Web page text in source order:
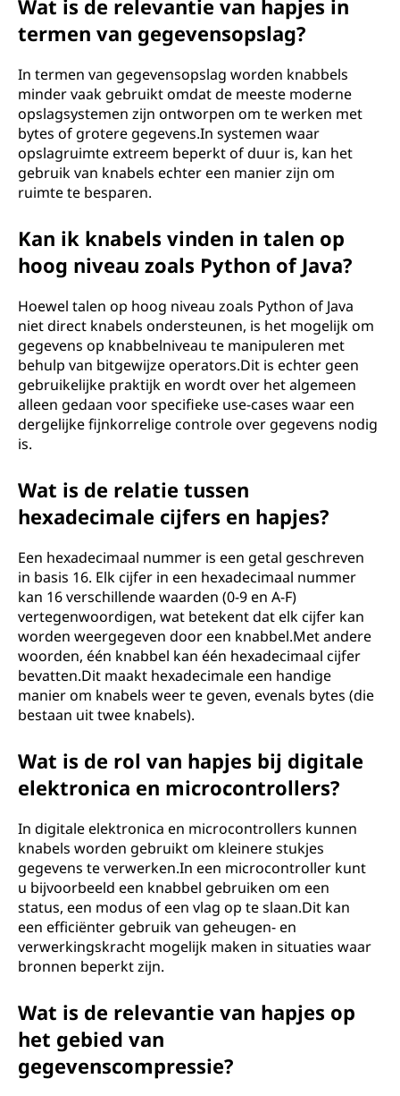
Wat is de relevantie van hapjes in
termen van gegevensopslag?
In termen van gegevensopslag worden knabbels
minder vaak gebruikt omdat de meeste moderne
opslagsystemen zijn ontworpen om te werken met
bytes of grotere gegevens.In systemen waar
opslagruimte extreem beperkt of duur is, kan het
gebruik van knabels echter een manier zijn om
ruimte te besparen.
Kan ik knabels vinden in talen op
hoog niveau zoals Python of Java?
Hoewel talen op hoog niveau zoals Python of Java
niet direct knabels ondersteunen, is het mogelijk om
gegevens op knabbelniveau te manipuleren met
behulp van bitgewijze operators.Dit is echter geen
gebruikelijke praktijk en wordt over het algemeen
alleen gedaan voor specifieke use-cases waar een
dergelijke fijnkorrelige controle over gegevens nodig
is.
Wat is de relatie tussen
hexadecimale cijfers en hapjes?
Een hexadecimaal nummer is een getal geschreven
in basis 16. Elk cijfer in een hexadecimaal nummer
kan 16 verschillende waarden (0-9 en A-F)
vertegenwoordigen, wat betekent dat elk cijfer kan
worden weergegeven door een knabbel.Met andere
woorden, één knabbel kan één hexadecimaal cijfer
bevatten.Dit maakt hexadecimale een handige
manier om knabels weer te geven, evenals bytes (die
bestaan ​​uit twee knabels).
Wat is de rol van hapjes bij digitale
elektronica en microcontrollers?
In digitale elektronica en microcontrollers kunnen
knabels worden gebruikt om kleinere stukjes
gegevens te verwerken.In een microcontroller kunt
u bijvoorbeeld een knabbel gebruiken om een ​​
status, een modus of een vlag op te slaan.Dit kan
een efficiënter gebruik van geheugen- en
verwerkingskracht mogelijk maken in situaties waar
bronnen beperkt zijn.
Wat is de relevantie van hapjes op
het gebied van
gegevenscompressie?